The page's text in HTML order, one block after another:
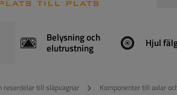
Belysning och
elutrustning Hjul
reserdelar till släpvagnar Komponenter till axlar